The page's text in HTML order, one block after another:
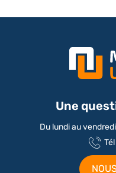
Une
Du lundi au